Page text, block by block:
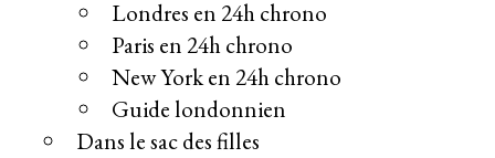
Londres en 24h chrono
Paris en 24h chrono
New York en 24h chrono
Guide londonnien
Dans le sac des filles